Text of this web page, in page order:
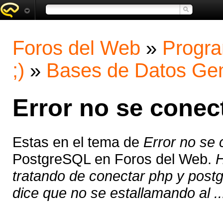
Foros del Web »
;) » Bases de Datos
Error no se
Estas en el tema de Error no se
PostgreSQL en Foros del Web.
tratando de conectar php y
dice que no se estallamando al